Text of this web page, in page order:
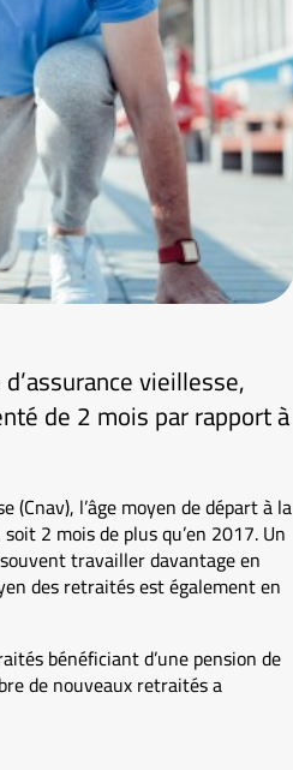
vieillesse,
de 2 mois par rapport à
l’âge moyen de départ à la
2 mois de plus qu’en 2017. Un
travailler davantage en
des retraités est également en
bénéficiant d’une pension de
de nouveaux retraités a